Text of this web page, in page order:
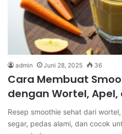
admin Juni 28, 2025 36
Cara Membuat
dengan Wortel,
Resep smoothie sehat dari
segar, pedas alami, dan cocok